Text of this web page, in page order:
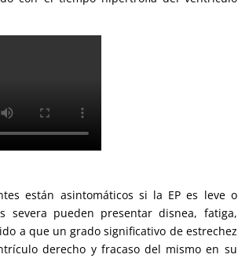
están asintomáticos si la EP es leve o
severa pueden presentar disnea, fatiga,
a que un grado significativo de estrechez
derecho y fracaso del mismo en su